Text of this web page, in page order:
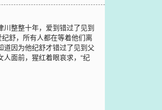
整整十年，爱到错过了见到
舒，所有人都在等着他们离
因为他纪舒才错过了见到父
面前，猩红着眼哀求，“纪